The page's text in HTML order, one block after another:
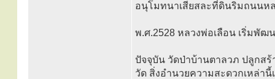
อนุโมทนาเสียสละที่ดินริมถนนห
พ.ศ.2528 หลวงพ่อเลือน เริ่มพั
ปัจจุบัน วัดป่าบ้านตาลวภ ปลูกสร้
วัด สิ่งอำนวยความสะดวกเหล่า